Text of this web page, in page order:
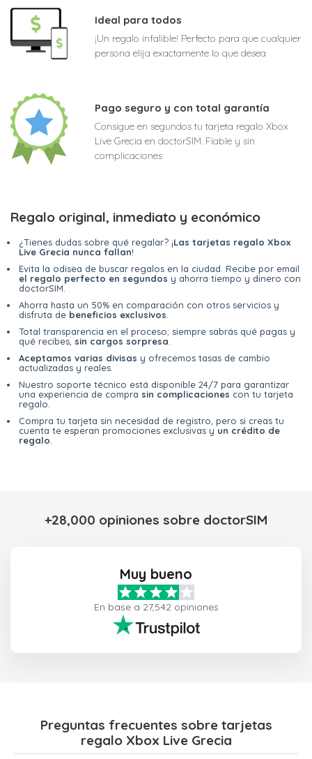
Ideal para todos
¡Un regalo infalible! Perfecto para que cualquier
persona elija exactamente lo que desea
Pago seguro y con total garantía
Consigue en segundos tu tarjeta regalo Xbox
Live Grecia en doctorSIM. Fiable y sin
complicaciones
Regalo original, inmediato y económico
¿Tienes dudas sobre qué regalar? ¡Las tarjetas regalo Xbox
Live Grecia nunca fallan!
Evita la odisea de buscar regalos en la ciudad. Recibe por email
el regalo perfecto en segundos y ahorra tiempo y dinero con
doctorSIM.
Ahorra hasta un 50% en comparación con otros servicios y
disfruta de beneficios exclusivos
Total transparencia en el proceso; siempre sabrás qué pagas y
qué recibes, sin cargos sorpresa
Aceptamos varias divisas y ofrecemos tasas de cambio
actualizadas y reales.
Nuestro soporte técnico está disponible 24/7 para garantizar
una experiencia de compra sin complicaciones con tu tarjeta
regalo.
Compra tu tarjeta sin necesidad de registro, pero si creas tu
cuenta te esperan promociones exclusivas y un crédito de
regalo
+28,000 opiniones sobre doctorSIM
Muy bueno
En base a 27,542 opiniones
Preguntas frecuentes sobre tarjetas
regalo Xbox Live Grecia